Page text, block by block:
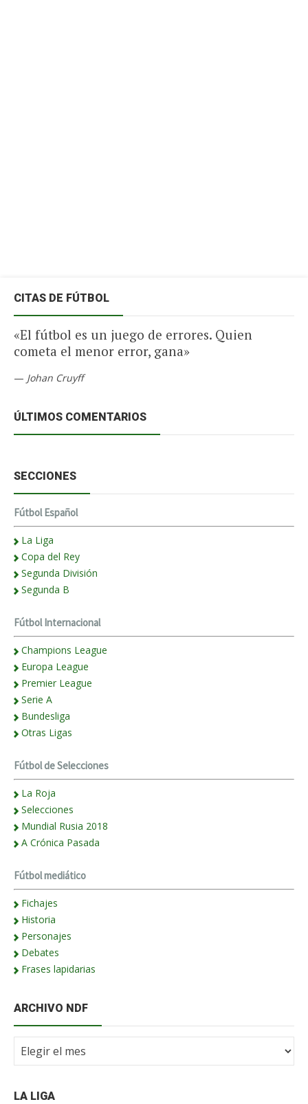
CITAS DE FÚTBOL
«El fútbol es un juego de errores. Quien
cometa el menor error, gana»
— Johan Cruyff
ÚLTIMOS COMENTARIOS
SECCIONES
Fútbol Español
La Liga
Copa del Rey
Segunda División
Segunda B
Fútbol Internacional
Champions League
Europa League
Premier League
Serie A
Bundesliga
Otras Ligas
Fútbol de Selecciones
La Roja
Selecciones
Mundial Rusia 2018
A Crónica Pasada
Fútbol mediático
Fichajes
Historia
Personajes
Debates
Frases lapidarias
ARCHIVO NDF
Archivo
LA LIGA